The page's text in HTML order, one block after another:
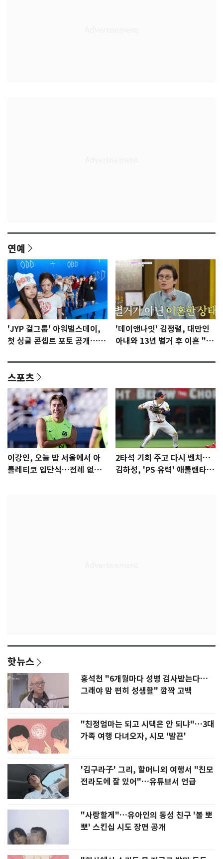
연예
'JYP 걸그룹' 아워벌스데이,
첫 싱글 콘셉트 포토 공개…청
'데이앤나잇' 김정렬, 대만인
아내와 13년 별거 후 이혼 "술
스포츠
이강인, 오늘 밤 서울에서 아
틀레티코 입단식…전례 없는
2타석 기회 주고 다시 벤치…
김하성, 'PS 유력' 애틀랜타에
핫뉴스
홍석천 "6개월마다 성병 검사받는다…
그래야 맘 편히 성생활" 깜짝 고백
"친정엄마는 되고 시댁은 안 되냐"…3대
가족 여행 다녀오자, 시모 '발끈'
'김구라子' 그리, 할머니외 여행서 "친모
전라도에 잘 있어"…유튜브서 언급
"사랑할게"…유아인의 동성 친구 '볼 뽀
뽀' 스킨십 시도 장면 공개